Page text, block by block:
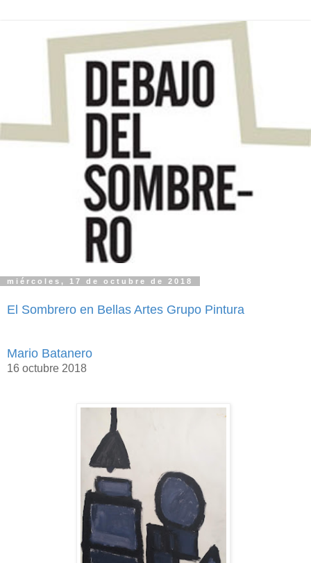
miércoles, 17 de octubre de 2018
El Sombrero en Bellas Artes Grupo Pintura
Mario Batanero
16 octubre 2018